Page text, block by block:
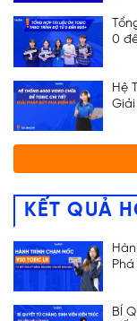
0
Hệ
Giải
KẾT QUẢ
BÍ